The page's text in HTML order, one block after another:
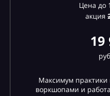
Цена до
акция
19
Максимум практики
воркшопами и